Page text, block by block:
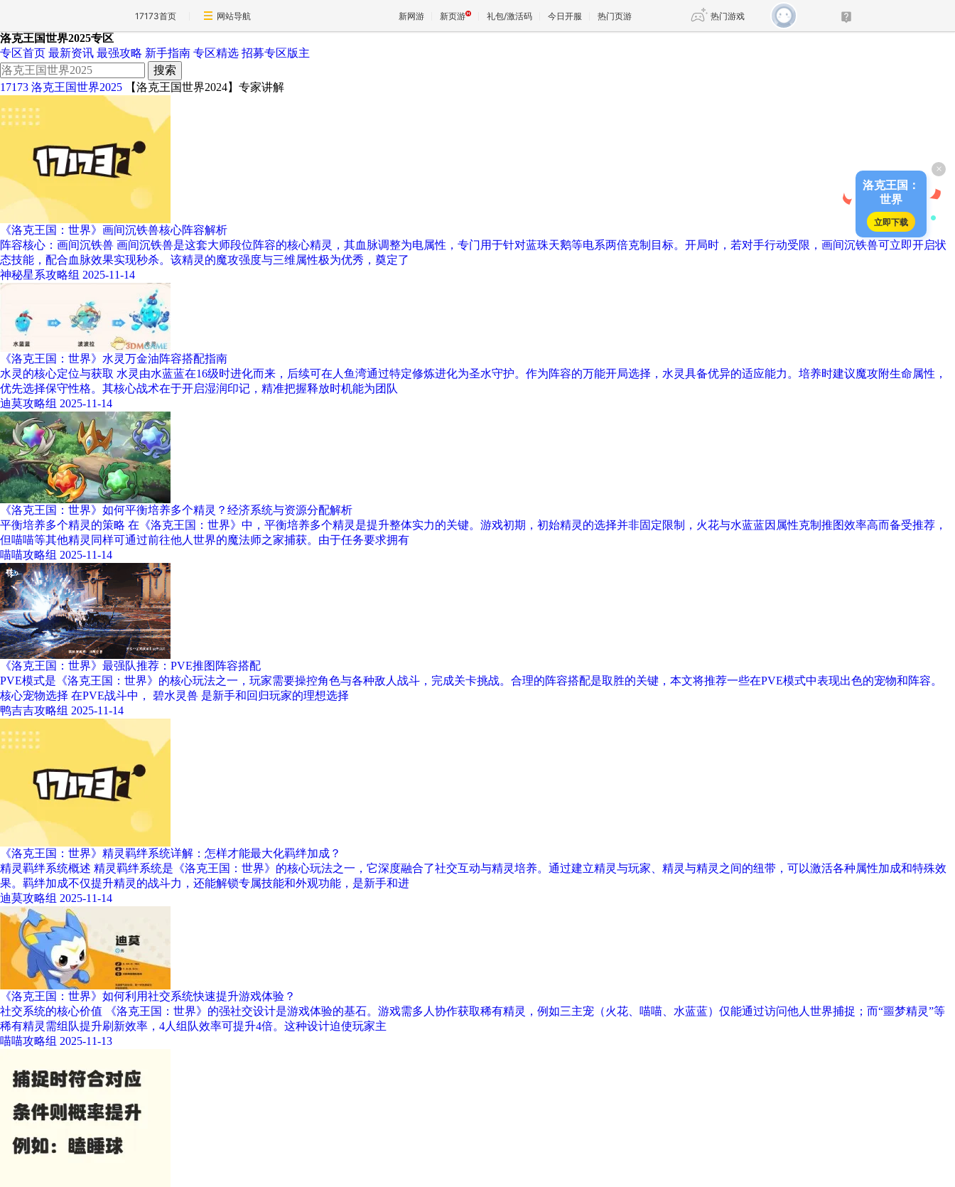
17173首页 网站导航 新网游 新页游 礼包/激活码 今日开服 热门页游 热门游戏
洛克王国世界2025专区
专区首页 最新资讯 最强攻略 新手指南 专区精选 招募专区版主
搜索
17173 洛克王国世界2025 【洛克王国世界2024】专家讲解
《洛克王国：世界》画间沉铁兽核心阵容解析
阵容核心：画间沉铁兽 画间沉铁兽是这套大师段位阵容的核心精灵，其血脉调整为电属性，专门用于针对蓝珠天鹅等电系两倍克制目标。开局时，若对手行动受限，画间沉铁兽可立即开启状
态技能，配合血脉效果实现秒杀。该精灵的魔攻强度与三维属性极为优秀，奠定了
神秘星系攻略组 2025-11-14
《洛克王国：世界》水灵万金油阵容搭配指南
水灵的核心定位与获取 水灵由水蓝蓝在16级时进化而来，后续可在人鱼湾通过特定修炼进化为圣水守护。作为阵容的万能开局选择，水灵具备优异的适应能力。培养时建议魔攻附生命属性，
优先选择保守性格。其核心战术在于开启湿润印记，精准把握释放时机能为团队
迪莫攻略组 2025-11-14
《洛克王国：世界》如何平衡培养多个精灵？经济系统与资源分配解析
平衡培养多个精灵的策略 在《洛克王国：世界》中，平衡培养多个精灵是提升整体实力的关键。游戏初期，初始精灵的选择并非固定限制，火花与水蓝蓝因属性克制推图效率高而备受推荐，
但喵喵等其他精灵同样可通过前往他人世界的魔法师之家捕获。由于任务要求拥有
喵喵攻略组 2025-11-14
《洛克王国：世界》最强队推荐：PVE推图阵容搭配
PVE模式是《洛克王国：世界》的核心玩法之一，玩家需要操控角色与各种敌人战斗，完成关卡挑战。合理的阵容搭配是取胜的关键，本文将推荐一些在PVE模式中表现出色的宠物和阵容。
核心宠物选择 在PVE战斗中， 碧水灵兽 是新手和回归玩家的理想选择
鸭吉吉攻略组 2025-11-14
《洛克王国：世界》精灵羁绊系统详解：怎样才能最大化羁绊加成？
精灵羁绊系统概述 精灵羁绊系统是《洛克王国：世界》的核心玩法之一，它深度融合了社交互动与精灵培养。通过建立精灵与玩家、精灵与精灵之间的纽带，可以激活各种属性加成和特殊效
果。羁绊加成不仅提升精灵的战斗力，还能解锁专属技能和外观功能，是新手和进
迪莫攻略组 2025-11-14
《洛克王国：世界》如何利用社交系统快速提升游戏体验？
社交系统的核心价值 《洛克王国：世界》的强社交设计是游戏体验的基石。游戏需多人协作获取稀有精灵，例如三主宠（火花、喵喵、水蓝蓝）仅能通过访问他人世界捕捉；而“噩梦精灵”等
稀有精灵需组队提升刷新效率，4人组队效率可提升4倍。这种设计迫使玩家主
喵喵攻略组 2025-11-13
×
洛克王国：
世界
立即下载